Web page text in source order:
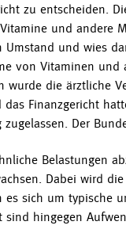
zu entscheiden.
und andere
und wies
von Vitaminen
die ärztliche
Finanzgericht
Der
Belastungen
Dabei wird
sich um typische
hingegen